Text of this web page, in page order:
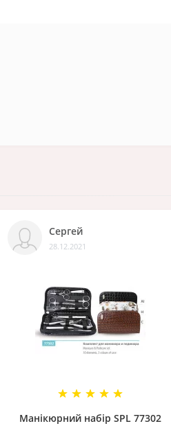
Сергей
28.12.2021
Манікюрний набір SPL 77302